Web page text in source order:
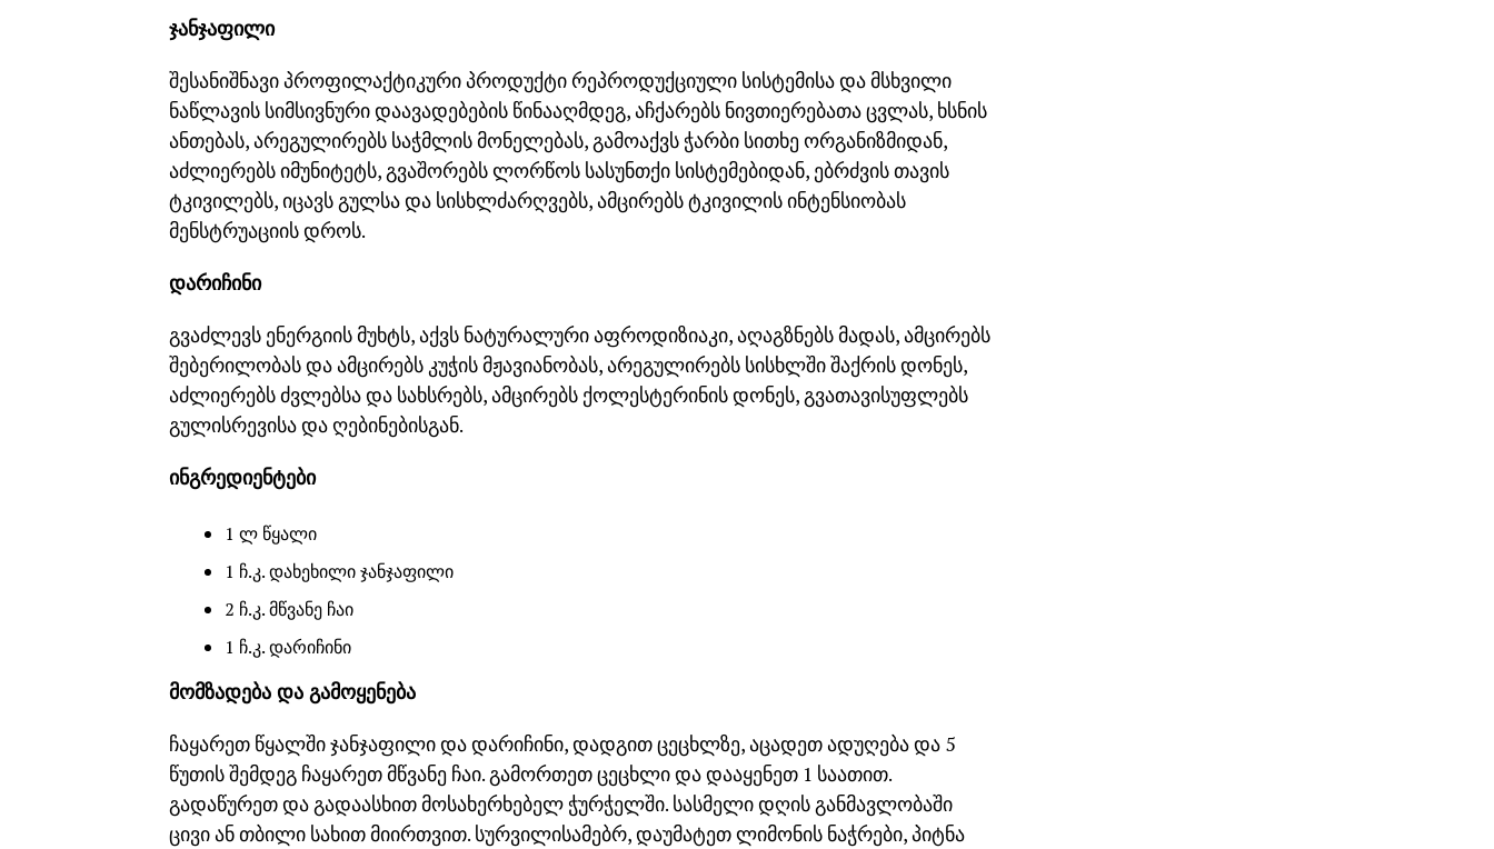
ჯანჯაფილი
შესანიშნავი პროფილაქტიკური პროდუქტი რეპროდუქციული სისტემისა და მსხვილი
ნაწლავის სიმსივნური დაავადებების წინააღმდეგ, აჩქარებს ნივთიერებათა ცვლას, ხსნის
ანთებას, არეგულირებს საჭმლის მონელებას, გამოაქვს ჭარბი სითხე ორგანიზმიდან,
აძლიერებს იმუნიტეტს, გვაშორებს ლორწოს სასუნთქი სისტემებიდან, ებრძვის თავის
ტკივილებს, იცავს გულსა და სისხლძარღვებს, ამცირებს ტკივილის ინტენსიობას
მენსტრუაციის დროს.
დარიჩინი
გვაძლევს ენერგიის მუხტს, აქვს ნატურალური აფროდიზიაკი, აღაგზნებს მადას, ამცირებს
შებერილობას და ამცირებს კუჭის მჟავიანობას, არეგულირებს სისხლში შაქრის დონეს,
აძლიერებს ძვლებსა და სახსრებს, ამცირებს ქოლესტერინის დონეს, გვათავისუფლებს
გულისრევისა და ღებინებისგან.
ინგრედიენტები
1 ლ წყალი
1 ჩ.კ. დახეხილი ჯანჯაფილი
2 ჩ.კ. მწვანე ჩაი
1 ჩ.კ. დარიჩინი
მომზადება და გამოყენება
ჩაყარეთ წყალში ჯანჯაფილი და დარიჩინი, დადგით ცეცხლზე, აცადეთ ადუღება და 5
წუთის შემდეგ ჩაყარეთ მწვანე ჩაი. გამორთეთ ცეცხლი და დააყენეთ 1 საათით.
გადაწურეთ და გადაასხით მოსახერხებელ ჭურჭელში. სასმელი დღის განმავლობაში
ცივი ან თბილი სახით მიირთვით. სურვილისამებრ, დაუმატეთ ლიმონის ნაჭრები, პიტნა